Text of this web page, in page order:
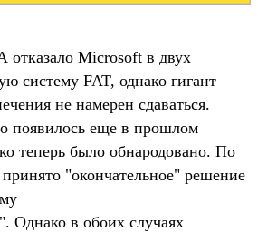
Microsoft в двух
систему FAT, однако гигант
не намерен сдаваться.
появилось еще в прошлом
теперь было обнародовано. По
"окончательное" решение
Однако в обоих случаях